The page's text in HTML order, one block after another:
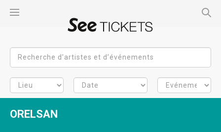
ORELSAN